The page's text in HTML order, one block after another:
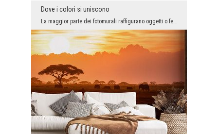
Dove i colori si uniscono
La maggior parte dei fotomurali raffigurano oggetti o fenomeni, ma abbiamo anche un gruppo di gra...